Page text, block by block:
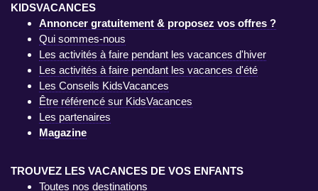
KIDSVACANCES
Annoncer gratuitement & proposez vos offres ?
Qui sommes-nous
Les activités à faire pendant les vacances d'hiver
Les activités à faire pendant les vacances d'été
Les Conseils KidsVacances
Être référencé sur KidsVacances
Les partenaires
Magazine
TROUVEZ LES VACANCES DE VOS ENFANTS
Toutes nos destinations